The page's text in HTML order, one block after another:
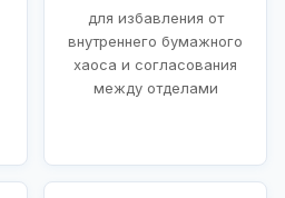
для избавления от
внутреннего бумажного
хаоса и согласования
между отделами